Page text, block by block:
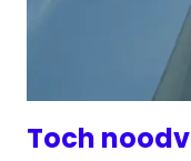
Toch